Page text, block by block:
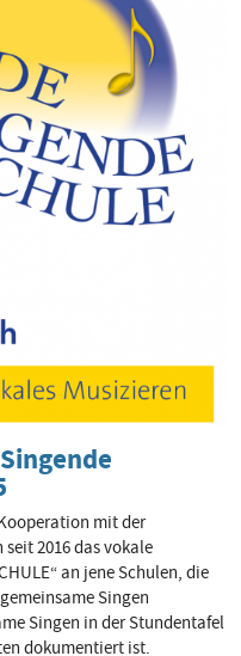
mit der
2016 das vokale
an jene Schulen, die
Singen
Singen in der Stundentafel
dokumentiert ist.